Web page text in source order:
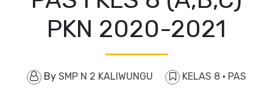
PKN 2020-2021
By SMP N 2 KALIWUNGU KELAS 8 · PAS